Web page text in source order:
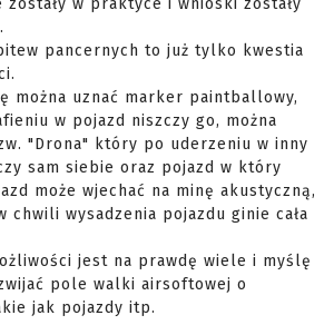
zostały w praktyce i wnioski zostały
pancernych to już tylko kwestia
można uznać marker paintballowy,
w pojazd niszczy go, można
"Drona" który po uderzeniu w inny
sam siebie oraz pojazd w który
może wjechać na minę akustyczną,
chwili wysadzenia pojazdu ginie cała
jest na prawdę wiele i myślę
pole walki airsoftowej o
jak pojazdy itp.